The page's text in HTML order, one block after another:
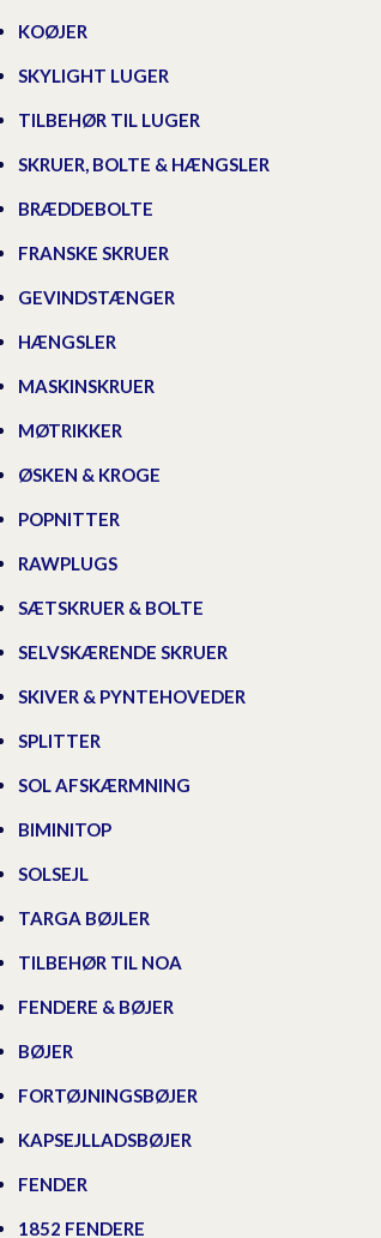
KOØJER
SKYLIGHT LUGER
TILBEHØR TIL LUGER
SKRUER, BOLTE & HÆNGSLER
BRÆDDEBOLTE
FRANSKE SKRUER
GEVINDSTÆNGER
HÆNGSLER
MASKINSKRUER
MØTRIKKER
ØSKEN & KROGE
POPNITTER
RAWPLUGS
SÆTSKRUER & BOLTE
SELVSKÆRENDE SKRUER
SKIVER & PYNTEHOVEDER
SPLITTER
SOL AFSKÆRMNING
BIMINITOP
SOLSEJL
TARGA BØJLER
TILBEHØR TIL NOA
FENDERE & BØJER
BØJER
FORTØJNINGSBØJER
KAPSEJLLADSBØJER
FENDER
1852 FENDERE